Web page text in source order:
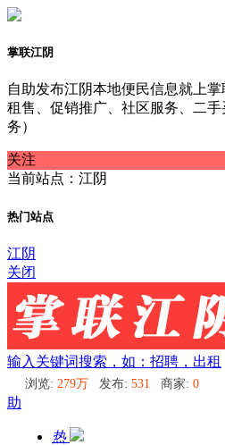
掌联江阴
自助发布江阴本地便民信息就上
租售、促销推广、社区服务、二
务）
关注
当前站点：江阴
热门站点
江阴
关闭
输入关键词搜索，如：招聘，出租
浏览: 279万 发布: 531 商家: 0
助
热